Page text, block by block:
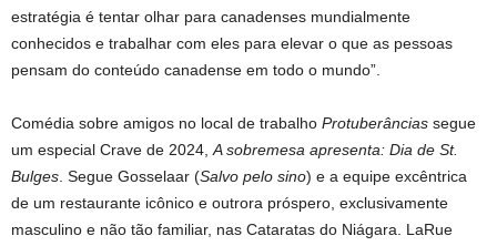
estratégia é tentar olhar para canadenses mundialmente
conhecidos e trabalhar com eles para elevar o que as pessoas
pensam do conteúdo canadense em todo o mundo”.
Comédia sobre amigos no local de trabalho Protuberâncias segue
um especial Crave de 2024, A sobremesa apresenta: Dia de St.
Bulges . Segue Gosselaar (Salvo pelo sino) e a equipe excêntrica
de um restaurante icônico e outrora próspero, exclusivamente
masculino e não tão familiar, nas Cataratas do Niágara. LaRue